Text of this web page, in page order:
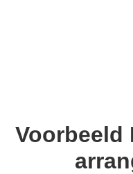
Voorbeeld